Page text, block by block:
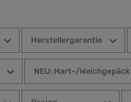
Herstellergarantie
NEU: Hart-/Weichgepäck